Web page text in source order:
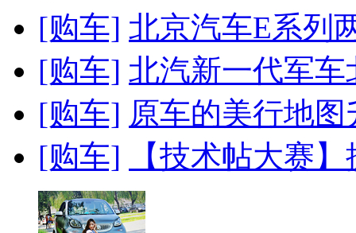
[购车] 北京汽车E系列
[购车] 北汽新一代军车
[购车] 原车的美行地
[购车]
【技术帖大赛